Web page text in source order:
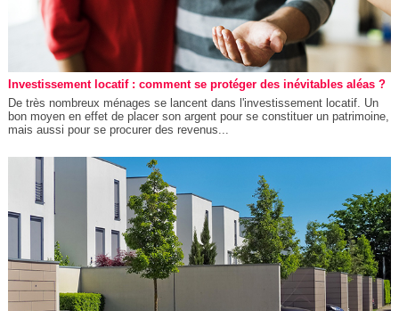
Investissement locatif : comment se protéger des inévitables aléas ?
De très nombreux ménages se lancent dans l'investissement locatif. Un
bon moyen en effet de placer son argent pour se constituer un patrimoine,
mais aussi pour se procurer des revenus...